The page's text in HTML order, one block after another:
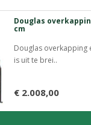
Douglas
cm
Douglas overkapping
is uit te brei..
€ 2.008,00